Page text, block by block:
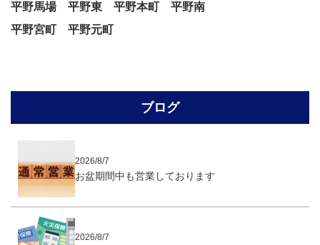
平野馬場
平野東 平野本町
平野南
平野宮町
平野元町
ブログ
2026/8/7
お盆期間中も営業しております
2026/8/7